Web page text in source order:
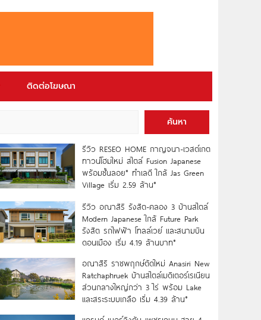
ติดต่อโฆษณา
ค้นหา
รีวิว RESEO HOME กาญจนา-เวสต์เกต
ทาวน์โฮมใหม่ สไตล์ Fusion Japanese
พร้อมชั้นลอย* ทำเลดี ใกล้ Jas Green
Village เริ่ม 2.59 ล้าน*
รีวิว อณาสิริ รังสิต-คลอง 3 บ้านสไตล์
Modern Japanese ใกล้ Future Park
รังสิต รถไฟฟ้า โทลล์เวย์ และสนามบิน
ดอนเมือง เริ่ม 4.19 ล้านบาท*
อณาสิริ ราชพฤกษ์ตัดใหม่ Anasiri New
Ratchaphruek บ้านสไตล์เมดิเตอร์เรเนียน
ส่วนกลางใหญ่กว่า 3 ไร่ พร้อม Lake
และสระระบบเกลือ เริ่ม 4.39 ล้าน*